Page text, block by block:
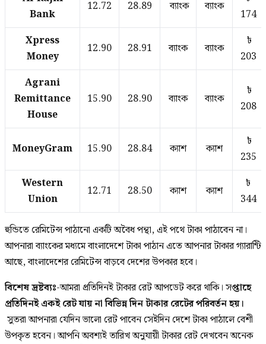
Bank
12.72 28.89 ব্যাংক ব্যাংক
174
Xpress
Money
12.90 28.91 ব্যাংক ব্যাংক
৳
203
Agrani
Remittance
House
15.90 28.90 ব্যাংক ব্যাংক
৳
208
MoneyGram 15.90 28.84 ক্যাশ ক্যাশ
৳
235
Western
Union
12.71 28.50 ক্যাশ ক্যাশ
৳
344
হুন্ডিতে রেমিটেন্স পাঠানো একটি অবৈধ পন্থা, এই পথে টাকা পাঠাবেন না।
আপনারা ব্যাংকের মধ্যমে বাংলাদেশে টাকা পাঠান এতে আপনার টাকার গ্যারান্টি
আছে, বাংলাদেশের রেমিটেন্স বাড়বে দেশের উপকার হবে।
বিশেষ দ্রষ্টব্যঃ-আমরা প্রতিদিনই টাকার রেট আপডেট করে থাকি। সপ্তাহে
প্রতিদিনই একই রেট যায় না বিভিন্ন দিন টাকার রেটের পরিবর্তন হয়।
সুতরা আপনারা যেদিন ভালো রেট পাবেন সেইদিন দেশে টাকা পাঠালে বেশী
উপকৃত হবেন। আপনি অবশ্যই তারিখ অনুযায়ী টাকার রেট দেখবেন অনেক